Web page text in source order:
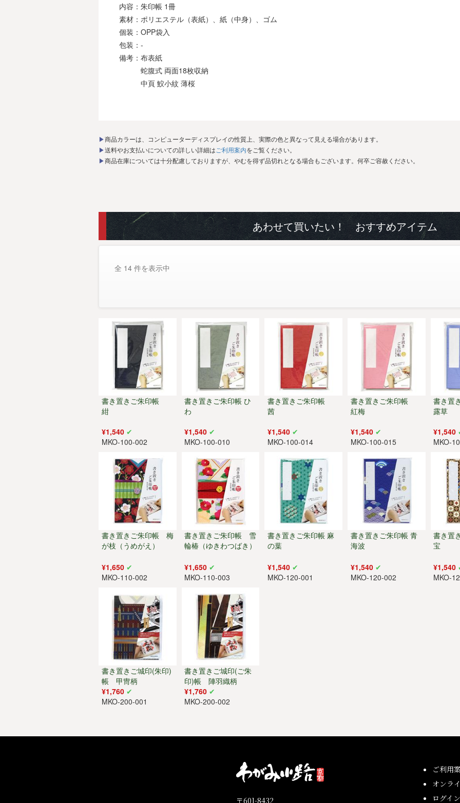
内容：朱印帳 1冊
素材：ポリエステル（表紙）、紙（中身）、ゴム
個装：OPP袋入
包装：-
備考：布表紙
蛇腹式 両面18枚収納
中頁 鮫小紋 薄桜
▶商品カラーは、コンピューターディスプレイの性質上、実際の色と異なって見える場合があります。
▶送料やお支払いについての詳しい詳細は ご利用案内をご覧ください。
▶商品在庫については十分配慮しておりますが、やむを得ず品切れとなる場合もございます。何卒ご容赦ください。
あわせて買いたい！ おすすめアイテム
全 14 件を表示中
書き置きご朱印帳
紺
¥1,540
MKO-100-002
書き置きご朱印帳 ひ
わ
¥1,540
MKO-100-010
書き置きご朱印帳
茜
¥1,540
MKO-100-014
書き置きご朱印帳
紅梅
¥1,540
MKO-100-015
書き
露草
¥1,540
MKO-
書き置きご朱印帳 梅
が枝（うめがえ）
¥1,650
MKO-110-002
書き置きご朱印帳 雪
輪椿（ゆきわつばき）
¥1,650
MKO-110-003
書き置きご朱印帳 麻
の葉
¥1,540
MKO-120-001
書き置きご朱印帳 青
海波
¥1,540
MKO-120-002
書き置
宝
¥1,540
MKO-
書き置きご城印(朱印)
帳 甲冑柄
¥1,760
MKO-200-001
書き置きご城印(ご朱
印)帳 陣羽織柄
¥1,760
MKO-200-002
〒601-8432
ご利用
オンラ
ログイン